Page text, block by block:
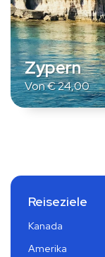
Zypern
Von€24,00
Reiseziele
Kanada
Amerika